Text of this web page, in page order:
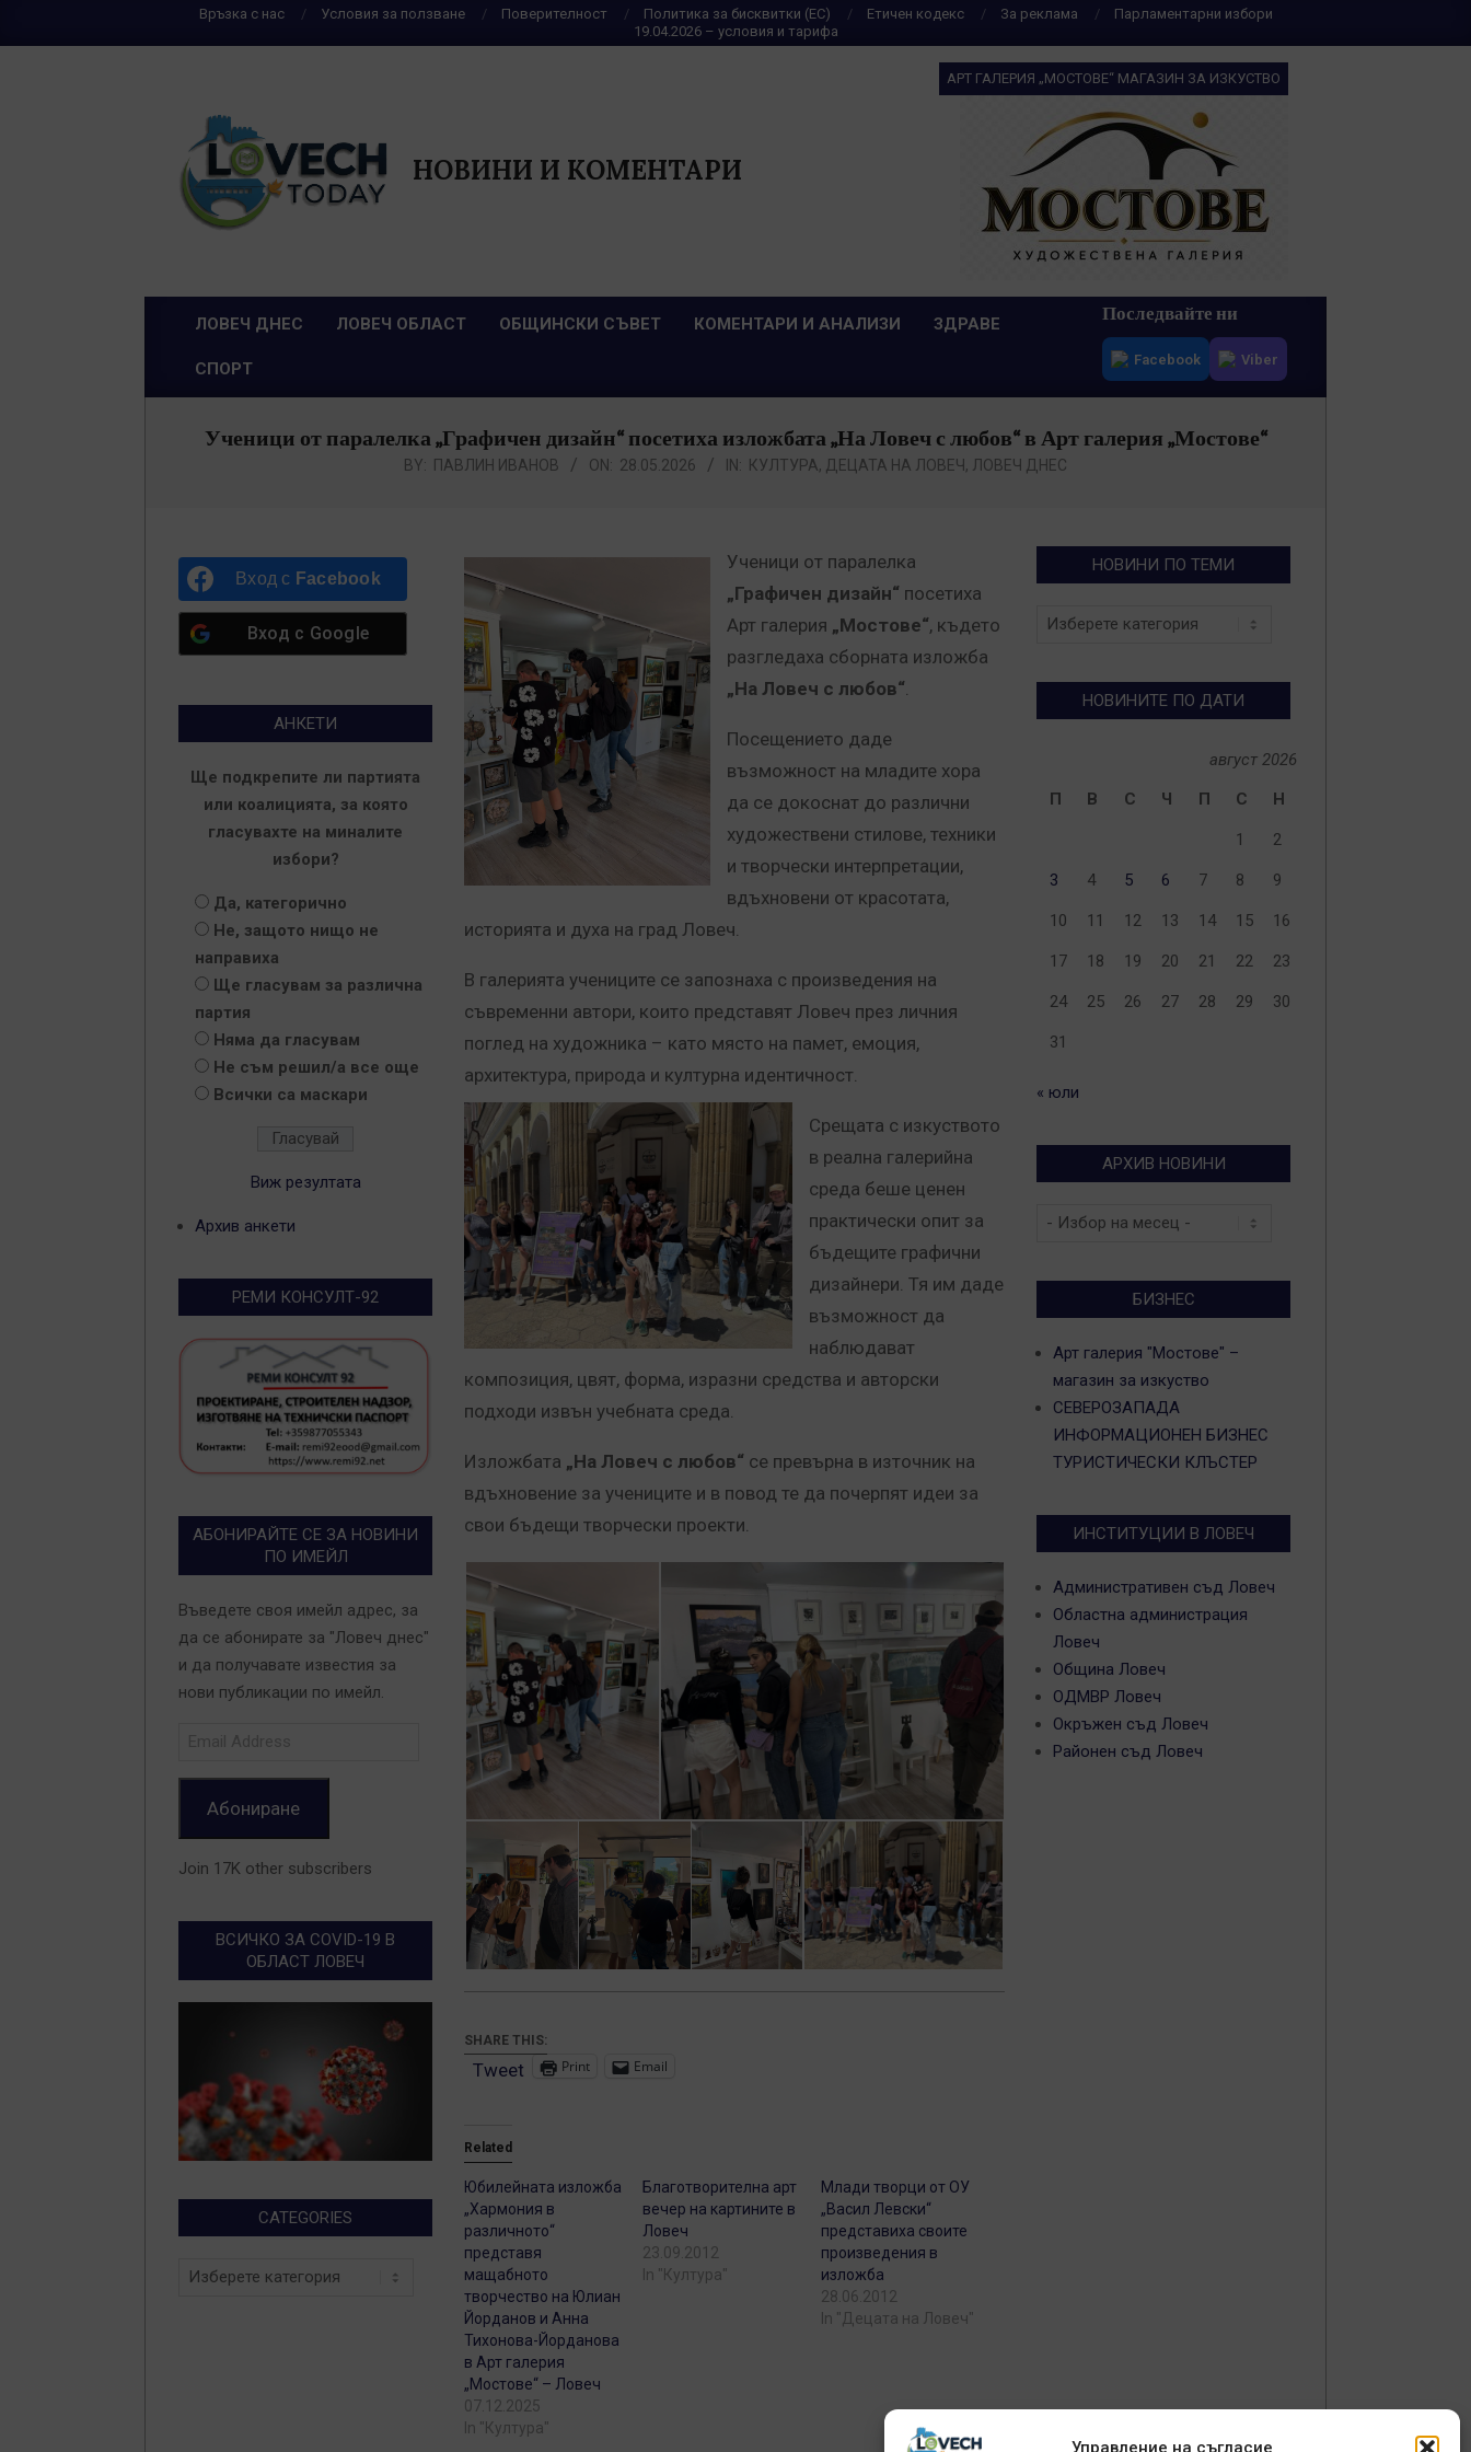
Управление на съгласие
Връзка с нас Условия за ползване Поверителност Политика за бисквитки (ЕС) Етичен кодекс За реклама
Парламентарни избори
19.04.2026 – условия и тарифа
НОВИНИ И КОМЕНТАРИ
АРТ ГАЛЕРИЯ „МОСТОВЕ“ МАГАЗИН ЗА ИЗКУСТВО
Primary
ЛОВЕЧ ДНЕС ЛОВЕЧ ОБЛАСТ ОБЩИНСКИ СЪВЕТ КОМЕНТАРИ И АНАЛИЗИ ЗДРАВЕ
СПОРТ
Последвайте ни
Facebook Viber
Ученици от паралелка „Графичен дизайн“ посетиха изложбата „На Ловеч с любов“ в Арт галерия „Мостове“
BY: ПАВЛИН ИВАНОВ ON: 28.05.2026 IN: КУЛТУРА, ДЕЦАТА НА ЛОВЕЧ, ЛОВЕЧ ДНЕС
Ученици от паралелка
„Графичен дизайн“ посетиха
Арт галерия „Мостове“, където
разгледаха сборната изложба
„На Ловеч с любов“.
Посещението даде
възможност на младите хора
да се докоснат до различни
художествени стилове, техники
и творчески интерпретации,
вдъхновени от красотата,
историята и духа на град Ловеч.
В галерията учениците се запознаха с произведения на
съвременни автори, които представят Ловеч през личния
поглед на художника – като място на памет, емоция,
архитектура, природа и културна идентичност.
Срещата с изкуството
в реална галерийна
среда беше ценен
практически опит за
бъдещите графични
дизайнери. Тя им даде
възможност да
наблюдават
композиция, цвят, форма, изразни средства и авторски
подходи извън учебната среда.
Изложбата „На Ловеч с любов“ се превърна в източник на
вдъхновение за учениците и в повод те да почерпят идеи за
свои бъдещи творчески проекти.
SHARE THIS:
Tweet Print Email
Related
Юбилейната изложба
„Хармония в
различното“
представя
мащабното
творчество на Юлиан
Йорданов и Анна
Тихонова-Йорданова
в Арт галерия
„Мостове“ – Ловеч
07.12.2025
In "Култура"
Благотворителна арт
вечер на картините в
Ловеч
23.09.2012
In "Култура"
Млади творци от ОУ
„Васил Левски“
представиха своите
произведения в
изложба
28.06.2012
In "Децата на Ловеч"
Вход с Facebook
Вход с Google
АНКЕТИ
Ще подкрепите ли партията
или коалицията, за която
гласувахте на миналите
избори?
Да, категорично
Не, защото нищо не
направиха
Ще гласувам за различна
партия
Няма да гласувам
Не съм решил/а все още
Всички са маскари
Виж резултата
Архив анкети
РЕМИ КОНСУЛТ-92
АБОНИРАЙТЕ СЕ ЗА НОВИНИ
ПО ИМЕЙЛ
Въведете своя имейл адрес, за
да се абонирате за "Ловеч днес"
и да получавате известия за
нови публикации по имейл.
Абониране
Join 17K other subscribers
ВСИЧКО ЗА COVID-19 В
ОБЛАСТ ЛОВЕЧ
CATEGORIES
Categories
НОВИНИ ПО ТЕМИ
Новини
НОВИНИТЕ ПО ДАТИ
август 2026
П
В С Ч П С Н
1 2
3 4 5 6 7 8 9
10 11 12 13 14 15 16
17 18 19 20 21 22 23
24 25 26 27 28 29 30
31
« юли
АРХИВ НОВИНИ
Архив
БИЗНЕС
Арт галерия "Мостове" –
магазин за изкуство
СЕВЕРОЗАПАДА
ИНФОРМАЦИОНЕН БИЗНЕС
ТУРИСТИЧЕСКИ КЛЪСТЕР
ИНСТИТУЦИИ В ЛОВЕЧ
Административен съд Ловеч
Областна администрация
Ловеч
Община Ловеч
ОДМВР Ловеч
Окръжен съд Ловеч
Районен съд Ловеч